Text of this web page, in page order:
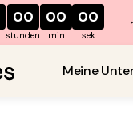
00
stunden
00
min
00
sek
Meine